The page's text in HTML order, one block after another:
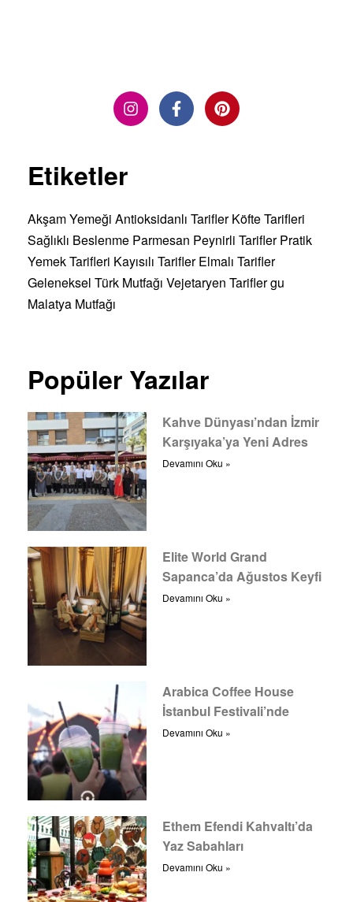
Etiketler
Akşam Yemeği Antioksidanlı Tarifler Köfte Tarifleri
Sağlıklı Beslenme Parmesan Peynirli Tarifler Pratik
Yemek Tarifleri Kayısılı Tarifler Elmalı Tarifler
Geleneksel Türk Mutfağı Vejetaryen Tariflergu
Malatya Mutfağı
Popüler Yazılar
Kahve Dünyası’ndan İzmir
Karşıyaka’ya Yeni Adres
Devamını Oku »
Elite World Grand
Sapanca’da Ağustos Keyfi
Devamını Oku »
Arabica Coffee House
İstanbul Festivali’nde
Devamını Oku »
Ethem Efendi Kahvaltı’da
Yaz Sabahları
Devamını Oku »